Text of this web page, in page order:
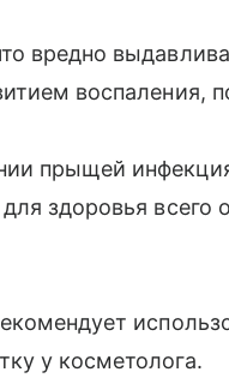
вредно
воспаления,
прыщей
здоровья
у косметолога.